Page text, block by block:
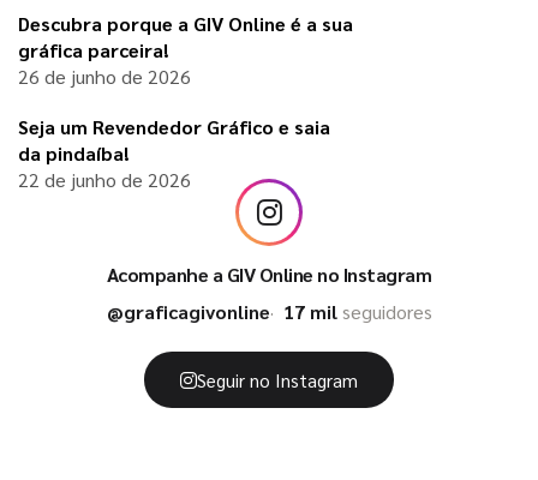
Descubra porque a GIV Online é a sua
gráfica parceira!
26 de junho de 2026
Seja um Revendedor Gráfico e saia
da pindaíba!
22 de junho de 2026
Acompanhe a GIV Online no Instagram
@graficagivonline
17 milseguidores
Seguir no Instagram